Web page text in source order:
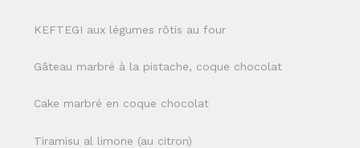
KEFTEGI aux légumes rôtis au four
Gâteau marbré à la pistache, coque chocolat
Cake marbré en coque chocolat
Tiramisu al limone (au citron)